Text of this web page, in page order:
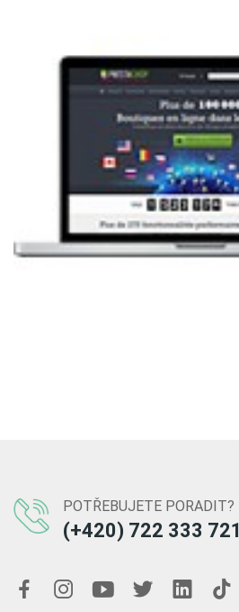
POTŘEBUJETE PORADIT?
(+420) 722 333 721